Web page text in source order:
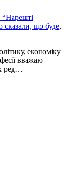
“Нарешті
сказали, що буде,
економіку
вважаю
ред…